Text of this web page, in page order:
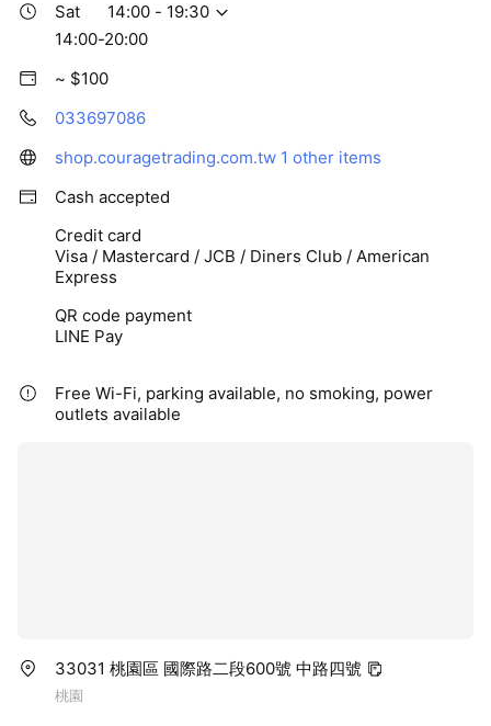
Sat
14:00 - 19:30
14:00-20:00
~ $100
033697086
shop.couragetrading.com.tw 1 other items
Cash accepted
Credit card
Visa / Mastercard / JCB / Diners Club / American
Express
QR code payment
LINE Pay
Free Wi-Fi, parking available, no smoking, power
outlets available
33031 桃園區 國際路二段600號 中路四號
桃園